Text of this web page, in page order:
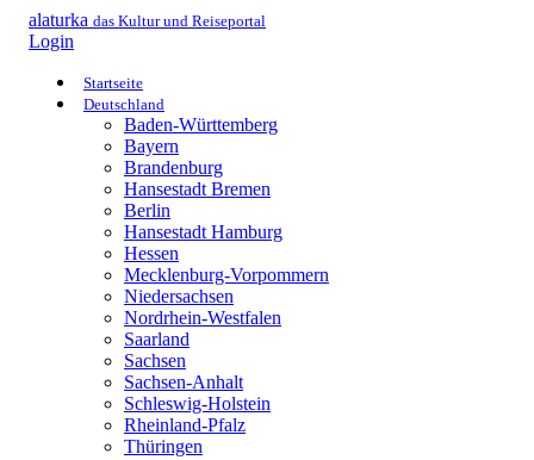
alaturka das Kultur und Reiseportal
Login
Startseite
Deutschland
Baden-Württemberg
Bayern
Brandenburg
Hansestadt Bremen
Berlin
Hansestadt Hamburg
Hessen
Mecklenburg-Vorpommern
Niedersachsen
Nordrhein-Westfalen
Saarland
Sachsen
Sachsen-Anhalt
Schleswig-Holstein
Rheinland-Pfalz
Thüringen